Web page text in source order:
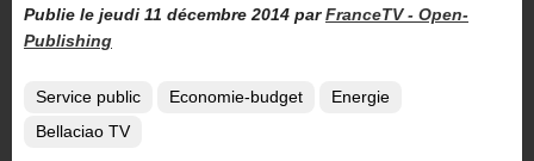
Publie le jeudi 11 décembre 2014 par FranceTV - Open-
Publishing
Service public Economie-budget
Energie
Bellaciao TV